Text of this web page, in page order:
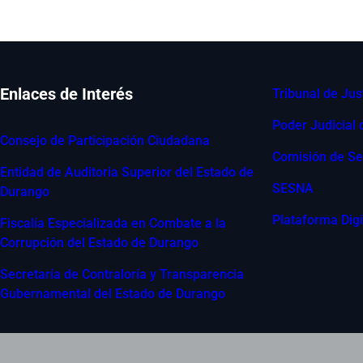
Enlaces de Interés
Consejo de Participación Ciudadana
Entidad de Auditoria Superior del Estado de
Durango
Fiscalía Especializada en Combate a la
Corrupción del Estado de Durango
Secretaría de Contraloría y Transparencia
Gubernamental del Estado de Durango
Tribunal de
Poder Judicial
Comisión de
SESNA
Plataforma